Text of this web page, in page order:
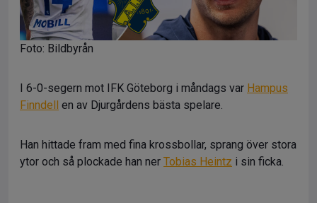
Foto: Bildbyrån
I 6-0-segern mot IFK Göteborg i måndags var Hampus
Finndell
en av Djurgårdens bästa spelare.
Han hittade fram med fina krossbollar, sprang över stora
ytor och så plockade han ner Tobias Heintz i sin ficka.